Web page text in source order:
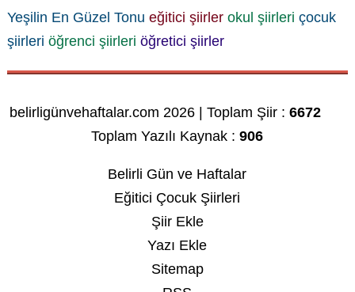
Yeşilin En Güzel Tonu eğitici şiirler okul şiirleri çocuk
şiirleri öğrenci şiirleri öğretici şiirler
belirligünvehaftalar.com 2026 | Toplam Şiir :6672
Toplam Yazılı Kaynak :906
Belirli Gün ve Haftalar
Eğitici Çocuk Şiirleri
Şiir Ekle
Yazı Ekle
Sitemap